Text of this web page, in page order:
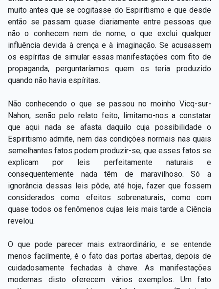
muito antes que se cogitasse do Espiritismo e que desde
então se passam quase diariamente entre pessoas que
não o conhecem nem de nome, o que exclui qualquer
influência devida à crença e à imaginação. Se acusassem
os espíritas de simular essas manifestações com fito de
propaganda, perguntaríamos quem os teria produzido
quando não havia espíritas.
Não conhecendo o que se passou no moinho Vicq-sur-
Nahon, senão pelo relato feito, limitamo-nos a constatar
que aqui nada se afasta daquilo cuja possibilidade o
Espiritismo admite, nem das condições normais nas quais
semelhantes fatos podem produzir-se; que esses fatos se
explicam por leis perfeitamente naturais e
consequentemente nada têm de maravilhoso. Só a
ignorância dessas leis pôde, até hoje, fazer que fossem
considerados como efeitos sobrenaturais, como com
quase todos os fenômenos cujas leis mais tarde a Ciência
revelou.
O que pode parecer mais extraordinário, e se entende
menos facilmente, é o fato das portas abertas, depois de
cuidadosamente fechadas à chave. As manifestações
modernas disto oferecem vários exemplos. Um fato